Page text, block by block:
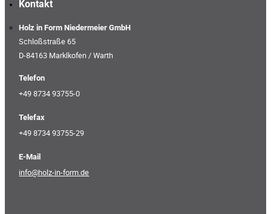
Kontakt
Holz in Form Niedermeier GmbH
Schloßstraße 65
D-84163 Marklkofen / Warth
Telefon
+49 8734 93755-0
Telefax
+49 8734 93755-29
E-Mail
info@holz-in-form.de